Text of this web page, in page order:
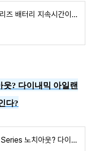
iPhone 15 Pro 시리즈 배터리 지속시간이 증가한다는 정보가 나타났다?
웃? 다이내믹 아일랜
다?
Apple iPhone 15 Series 노치아웃? 다이내믹 아일랜드 컷아웃이 적용될 것으로 보인다?